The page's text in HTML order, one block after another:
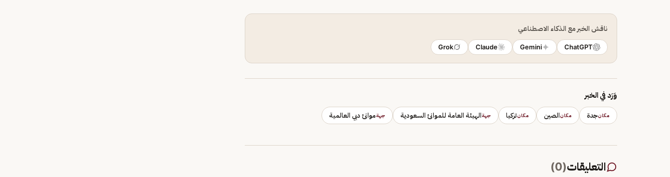
ناقش الخبر مع الذكاء الاصطناعي
ChatGPT
Gemini
Claude
Grok
وَرَد في الخبر
مكانجدة مكانالصين مكانتركيا جهةالهيئة العامة للموانئ السعودية جهةموانئ دبي العالمية
التعليقات(
0
)